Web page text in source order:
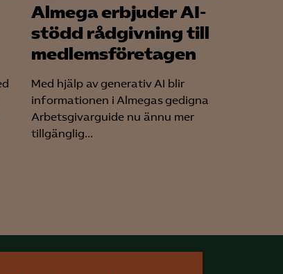
Almega erbjuder AI-
stödd rådgivning till
medlemsföretagen
Med hjälp av generativ AI blir
informationen i Almegas gedigna
Arbetsgivarguide nu ännu mer
tillgänglig...